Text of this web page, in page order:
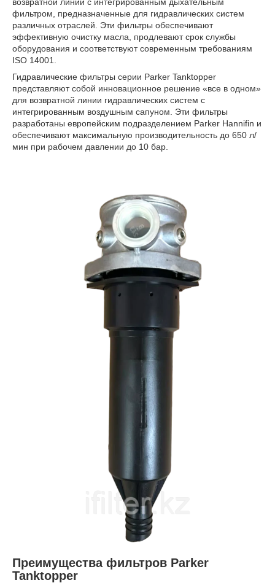
фильтром, предназначенные для гидравлических систем
различных отраслей. Эти фильтры обеспечивают
эффективную очистку масла, продлевают срок службы
оборудования и соответствуют современным требованиям
ISO 14001.
Гидравлические фильтры серии Parker Tanktopper
представляют собой инновационное решение «все в одном»
для возвратной линии гидравлических систем с
интегрированным воздушным сапуном. Эти фильтры
разработаны европейским подразделением Parker Hannifin и
обеспечивают максимальную производительность до 650 л/
мин при рабочем давлении до 10 бар.
Преимущества фильтров Parker
Tanktopper